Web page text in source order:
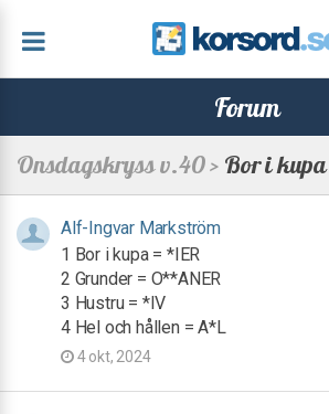
Forum
Onsdagskryss v.40 > Bor i kupa
Alf-Ingvar Markström
1 Bor i kupa = *IER
2 Grunder = O**ANER
3 Hustru = *IV
4 Hel och hållen = A*L
4 okt, 2024